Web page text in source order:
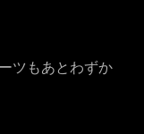
ツもあとわずか